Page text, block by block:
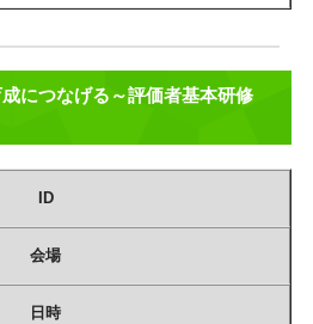
につなげる～評価者基本研修
ID
会場
日時